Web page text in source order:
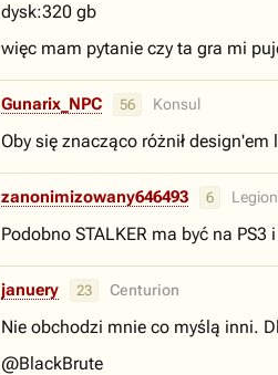
dysk:320 gb
więc mam pytanie czy ta gra mi
Gunarix_NPC 56 Konsul
Oby się znacząco różnił
zanonimizowany646493 6
Podobno STALKER ma być na PS3
januery 23 Centurion
Nie obchodzi mnie co myślą inni.
@BlackBrute